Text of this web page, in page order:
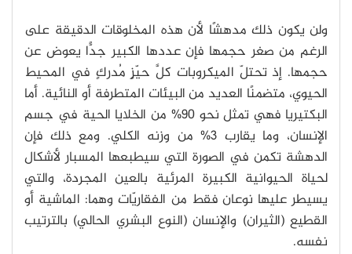
ولن يكون ذلك مدهشًا لأن هذه المخلوقات الدقيقة على
الرغم من صغر حجمها فإن عددها الكبير جدًّا يعوض عن
حجمها. إذ تحتلّ الميكروبات كلَّ حيّزٍ مُدركٍ في المحيط
الحيوي، متضمنًا العديد من البيئات المتطرفة أو النائية. أما
البكتيريا فهي تمثل نحو 90% من الخلايا الحية في جسم
الإنسان، وما يقارب 3% من وزنه الكلي. ومع ذلك فإن
الدهشة تكمن في الصورة التي سيطبعها المسبار لأشكال
لحياة الحيوانية الكبيرة المرئية بالعين المجردة، والتي
يسيطر عليها نوعان فقط من الفقاريّات وهما: الماشية أو
القطيع (الثيران) والإنسان (النوع البشري الحالي) بالترتيب
نفسه.